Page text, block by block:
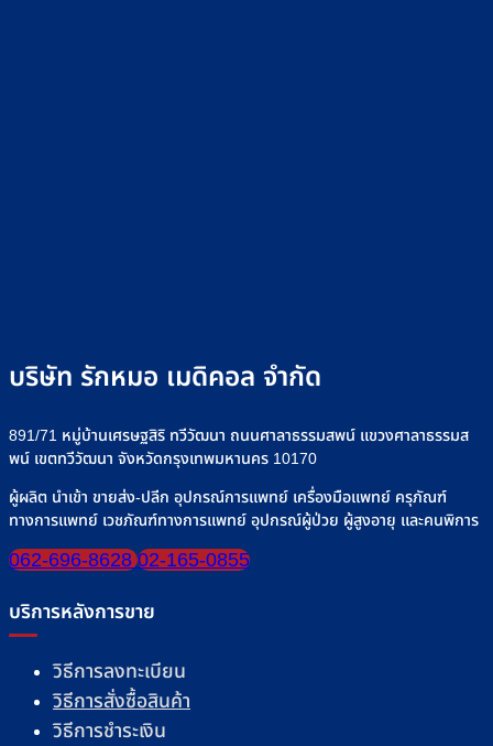
บริษัท รักหมอ เมดิคอล จำกัด
891/71 หมู่บ้านเศรษฐสิริ ทวีวัฒนา ถนนศาลาธรรมสพน์ แขวงศาลาธรรมส
พน์ เขตทวีวัฒนา จังหวัดกรุงเทพมหานคร 10170
ผู้ผลิต นำเข้า ขายส่ง-ปลีก อุปกรณ์การแพทย์ เครื่องมือแพทย์ ครุภัณฑ์
ทางการแพทย์ เวชภัณฑ์ทางการแพทย์ อุปกรณ์ผู้ป่วย ผู้สูงอายุ และคนพิการ
062-696-8628 02-165-0855
บริการหลังการขาย
วิธีการลงทะเบียน
วิธีการสั่งซื้อสินค้า
วิธีการชำระเงิน